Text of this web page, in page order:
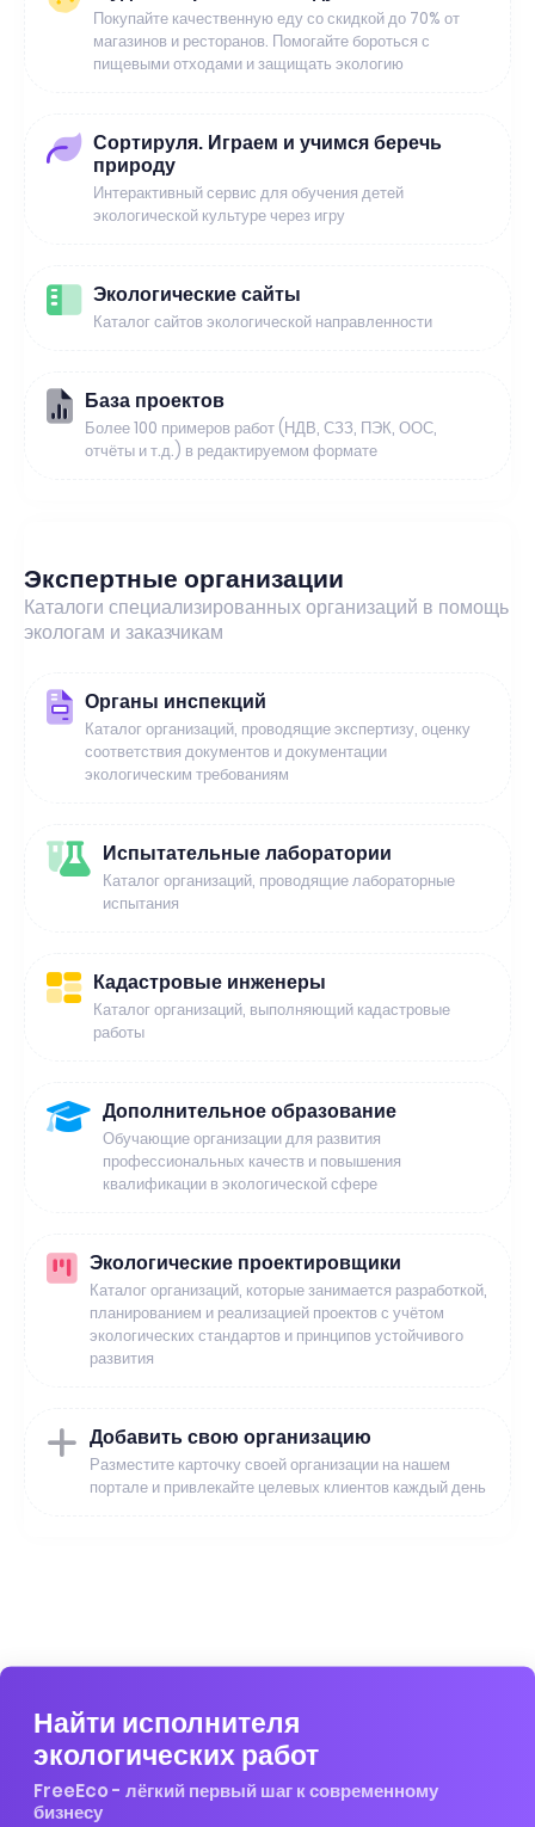
Покупайте качественную еду со скидкой до 70% от
магазинов и ресторанов. Помогайте бороться с
пищевыми отходами и защищать экологию
Сортируля. Играем и учимся беречь
природу
Интерактивный сервис для обучения детей
экологической культуре через игру
Экологические сайты
Каталог сайтов экологической направленности
База проектов
Более 100 примеров работ (НДВ, СЗЗ, ПЭК, ООС,
отчёты и т.д.) в редактируемом формате
Экспертные организации
Каталоги специализированных организаций в помощь
экологам и заказчикам
Органы инспекций
Каталог организаций, проводящие экспертизу, оценку
соответствия документов и документации
экологическим требованиям
Испытательные лаборатории
Каталог организаций, проводящие лабораторные
испытания
Кадастровые инженеры
Каталог организаций, выполняющий кадастровые
работы
Дополнительное образование
Обучающие организации для развития
профессиональных качеств и повышения
квалификации в экологической сфере
Экологические проектировщики
Каталог организаций, которые занимается разработкой,
планированием и реализацией проектов с учётом
экологических стандартов и принципов устойчивого
развития
Добавить свою организацию
Разместите карточку своей организации на нашем
портале и привлекайте целевых клиентов каждый день
Найти исполнителя
экологических работ
FreeEco - лёгкий первый шаг к современному
бизнесу